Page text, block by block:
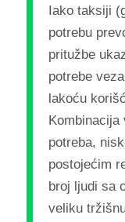
Iako taksiji
potrebu
pritužbe
potrebe
lakoću
potreba,
postojećim
broj ljudi sa
veliku